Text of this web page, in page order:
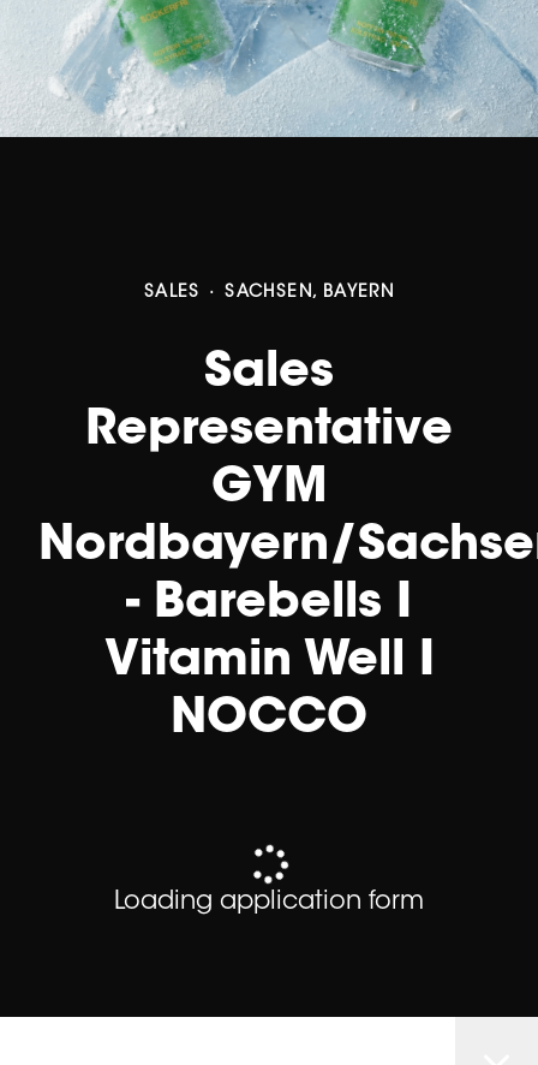
SALES · SACHSEN, BAYERN
Sales
Representative
GYM
Nordbayern/
- Barebells I
Vitamin Well I
NOCCO
Loading application form